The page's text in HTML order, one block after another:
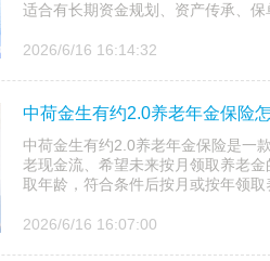
适合有长期资金规划、资产传承、
2026/6/16 16:14:32
中荷金生有约2.0养老年金保险
中荷金生有约2.0养老年金保险是一
老现金流、希望未来按月领取养老
取年龄，符合条件后按月或按年领
2026/6/16 16:07:00